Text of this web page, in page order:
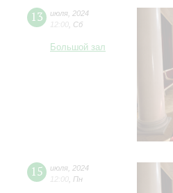
13 июля 2024
12:00 Сб
Большой зал
15 июля 2024
12:00 Пн